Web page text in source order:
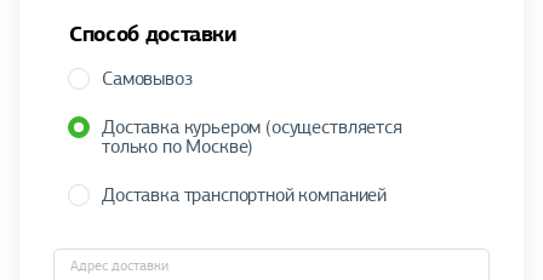
Способ доставки
Самовывоз
Доставка курьером (осуществляется
только по Москве)
Доставка транспортной компанией
Адрес доставки